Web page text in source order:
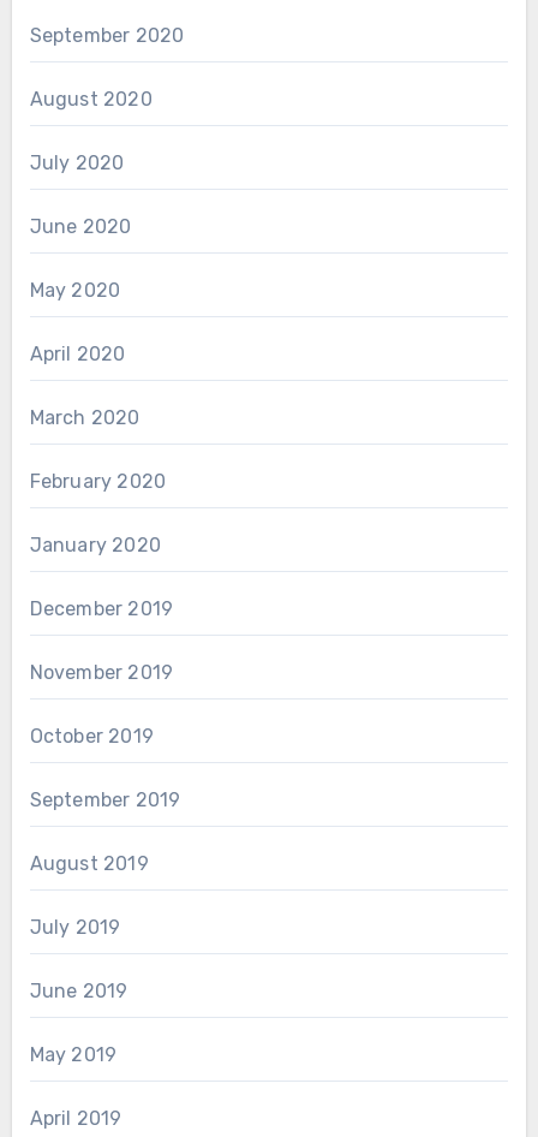
September 2020
August 2020
July 2020
June 2020
May 2020
April 2020
March 2020
February 2020
January 2020
December 2019
November 2019
October 2019
September 2019
August 2019
July 2019
June 2019
May 2019
April 2019